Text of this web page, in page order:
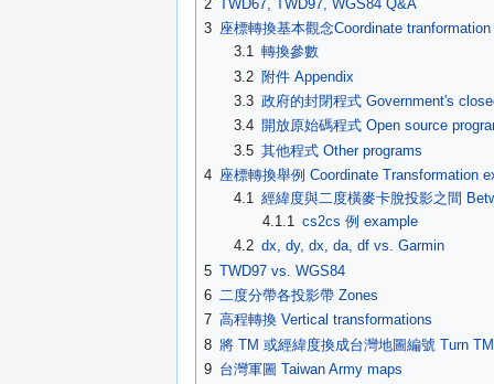
2 TWD67, TWD97, WGS84 Q&A
3 座標轉換基本觀念Coordinate tranformation
3.1 轉換參數
3.2 附件 Appendix
3.3 政府的封閉程式 Government's
3.4 開放原始碼程式 Open source
3.5 其他程式 Other programs
4 座標轉換舉例 Coordinate Transformation
4.1
經緯度與二度橫麥卡脫投影之間
4.1.1
cs2cs 例 example
4.2 dx, dy, dx, da, df vs. Garmin
5 TWD97 vs. WGS84
6 二度分帶各投影帶 Zones
7 高程轉換 Vertical transformations
8 將 TM 或經緯度換成台灣地圖編號 Turn
9 台灣軍圖 Taiwan Army maps